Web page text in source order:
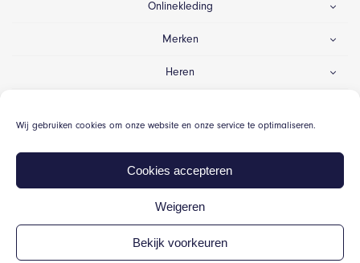
Wij gebruiken cookies om onze website en onze service te optimaliseren.
Cookies accepteren
Weigeren
Bekijk voorkeuren
Onlinekleding
Merken
Heren
Algemene voorwaarden
Cookiebeleid